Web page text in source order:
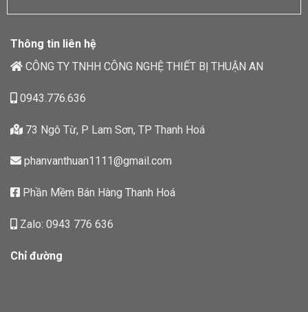
Thông tin liên hệ
CÔNG TY TNHH CÔNG NGHỆ THIẾT BỊ THUẬN AN
0943.776.636
73 Ngô Từ, P Lam Sơn, TP Thanh Hoá
phanvanthuan1111@gmail.com
Phần Mềm Bán Hàng Thanh Hoá
Zalo: 0943 776 636
Chỉ đường